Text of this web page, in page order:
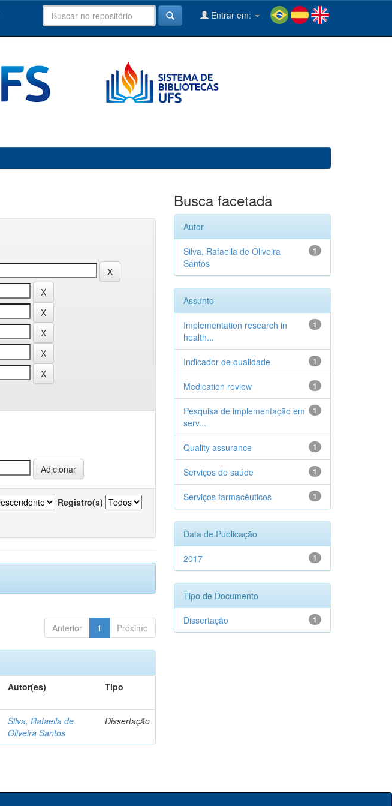
Entrar em:
Registro(s)
Anterior 1 Próximo
Autor(es) Tipo
Silva, Rafaella de
Oliveira Santos
Dissertação
Busca facetada
Autor
1
Silva, Rafaella de Oliveira
Santos
Assunto
1
Implementation research in
health...
1
Indicador de qualidade
1
Medication review
1
Pesquisa de implementação em
serv...
1
Quality assurance
1
Serviços de saúde
1
Serviços farmacêuticos
Data de Publicação
1
2017
Tipo de Documento
1
Dissertação